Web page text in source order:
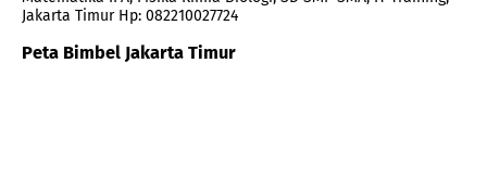
Jakarta Timur Hp: 082210027724
Peta Bimbel Jakarta Timur